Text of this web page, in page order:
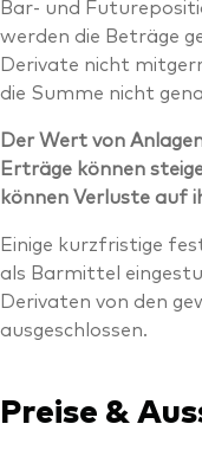
Bar- und
werden die Beträge
Derivate nicht
die Summe nicht
Der Wert von
Erträge können
können Verluste auf
Einige kurzfristige
als Barmittel
Derivaten von den
ausgeschlossen.
Preise &